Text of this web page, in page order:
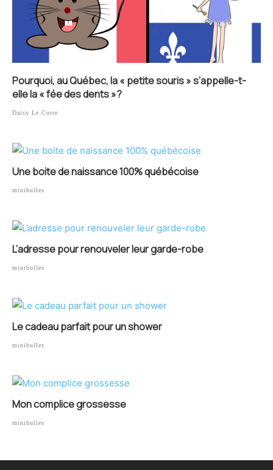
Pourquoi, au Québec, la « petite souris » s’appelle-t-
elle la « fée des dents »?
Daisy Le Corre
Une boite de naissance 100% québécoise
minibulles
L’adresse pour renouveler leur garde-robe
minibulles
Le cadeau parfait pour un shower
minibulles
Mon complice grossesse
minibulles